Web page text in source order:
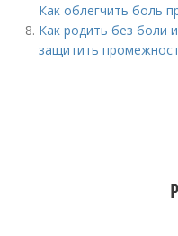
Как облегчить боль
Как родить без боли
защитить